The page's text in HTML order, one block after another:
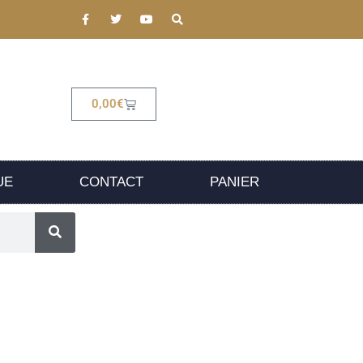
0,00€
CONTACT PANIER